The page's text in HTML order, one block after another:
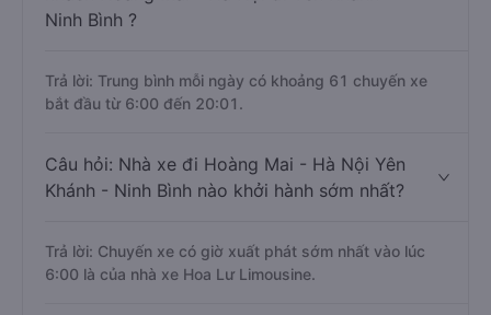
Ninh Bình ?
Trả lời: Trung bình mỗi ngày có khoảng 61 chuyến xe
bắt đầu từ 6:00 đến 20:01.
Câu hỏi: Nhà xe đi Hoàng Mai - Hà Nội Yên
Khánh - Ninh Bình nào khởi hành sớm nhất?
Trả lời: Chuyến xe có giờ xuất phát sớm nhất vào lúc
6:00 là của nhà xe Hoa Lư Limousine.